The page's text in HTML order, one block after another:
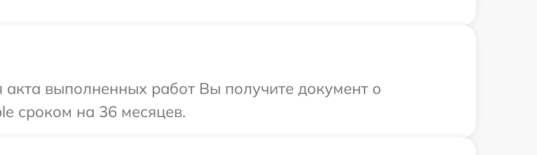
выполненных работ Вы получите документ о
сроком на 36 месяцев.